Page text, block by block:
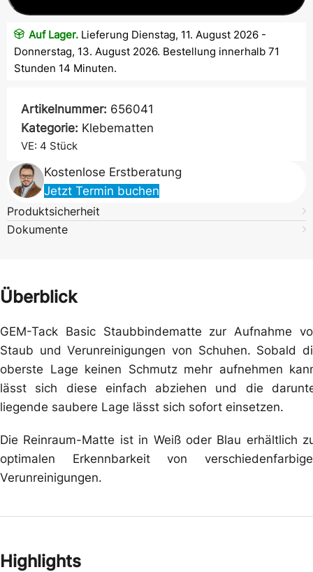
Auf Lager. Lieferung Dienstag, 11. August 2026 -
Donnerstag, 13. August 2026. Bestellung innerhalb 71
Stunden 14 Minuten.
Artikelnummer: 656041
Kategorie: Klebematten
VE: 4 Stück
Kostenlose Erstberatung
Jetzt Termin buchen
Produktsicherheit
Dokumente
Überblick
GEM-Tack Basic Staubbindematte zur Aufnahme
Staub und Verunreinigungen von Schuhen. Sobald
oberste Lage keinen Schmutz mehr aufnehmen
lässt sich diese einfach abziehen und die
liegende saubere Lage lässt sich sofort einsetzen.
Die Reinraum-Matte ist in Weiß oder Blau erhältlich
optimalen Erkennbarkeit von
Verunreinigungen.
Highlights